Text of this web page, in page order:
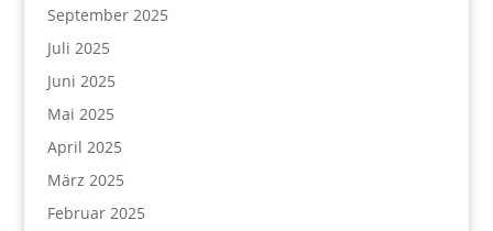
September 2025
Juli 2025
Juni 2025
Mai 2025
April 2025
März 2025
Februar 2025